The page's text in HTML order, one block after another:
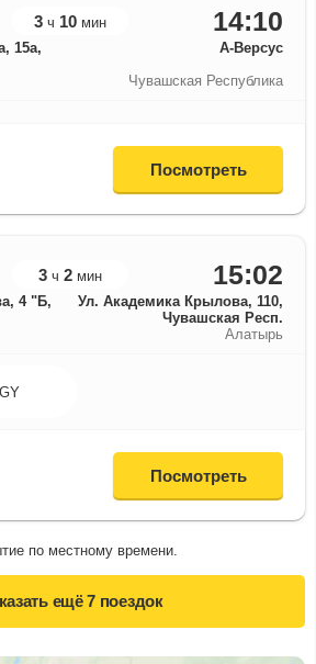
3 ч 10 мин 14:10
15а,
А-Версус
Чувашская Республика
Посмотреть
3 ч 2 мин 15:02
4 "Б,
Ул. Академика Крылова, 110,
Чувашская Респ.
Алатырь
Посмотреть
по местному времени.
ещё 7 поездок